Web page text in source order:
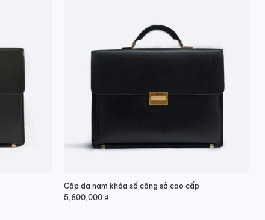
Cặp da nam khóa số công sở cao cấp
5,600,000₫